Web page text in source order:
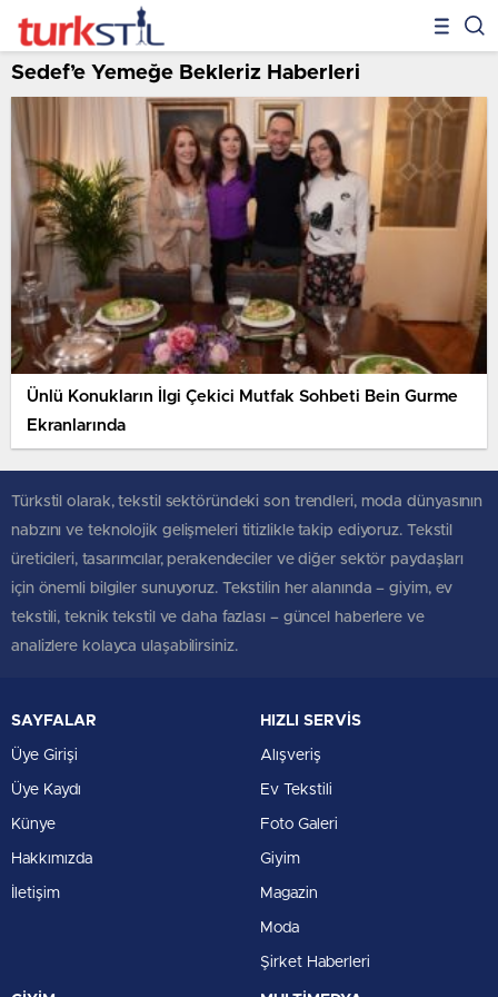
Sedef’e Yemeğe Bekleriz Haberleri
Ünlü Konukların İlgi Çekici Mutfak Sohbeti Bein Gurme
Ekranlarında
Türkstil olarak, tekstil sektöründeki son trendleri, moda dünyasının
nabzını ve teknolojik gelişmeleri titizlikle takip ediyoruz. Tekstil
üreticileri, tasarımcılar, perakendeciler ve diğer sektör paydaşları
için önemli bilgiler sunuyoruz. Tekstilin her alanında – giyim, ev
tekstili, teknik tekstil ve daha fazlası – güncel haberlere ve
analizlere kolayca ulaşabilirsiniz.
SAYFALAR
Üye Girişi
Üye Kaydı
Künye
Hakkımızda
İletişim
HIZLI SERVİS
Alışveriş
Ev Tekstili
Foto Galeri
Giyim
Magazin
Moda
Şirket Haberleri